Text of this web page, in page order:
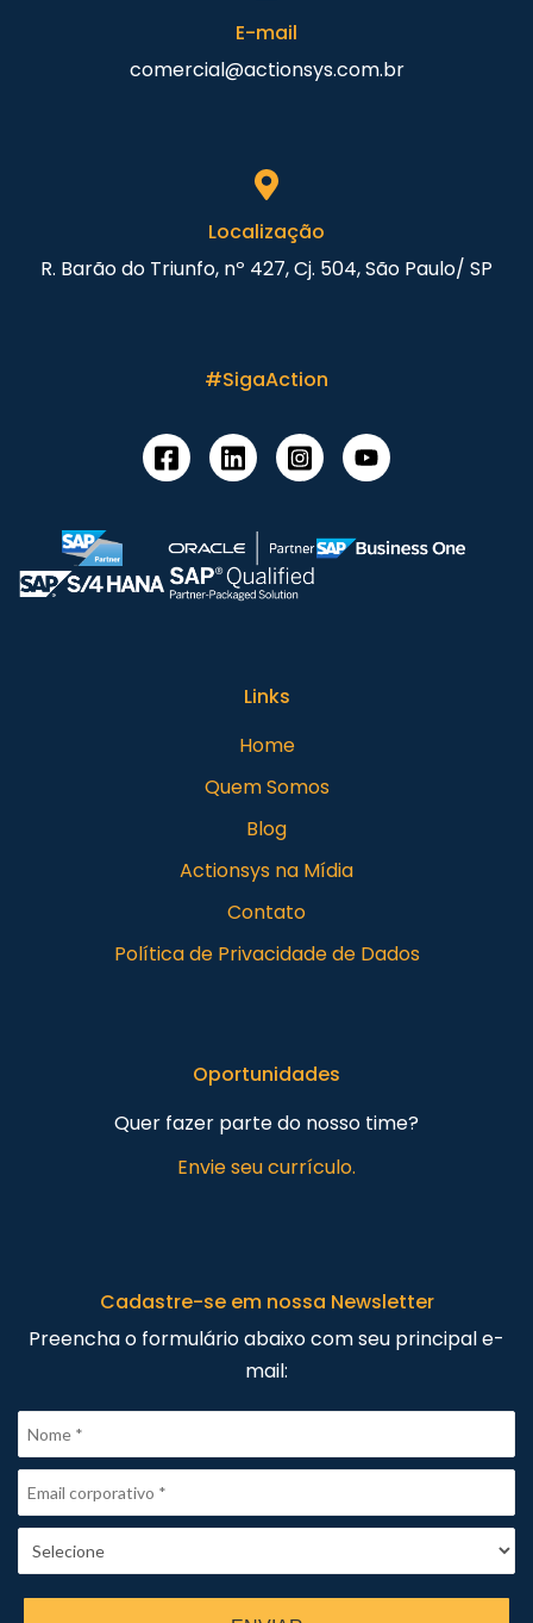
E-mail
comercial@actionsys.com.br
Localização
R. Barão do Triunfo, nº 427, Cj. 504, São Paulo/ SP
#SigaAction
Links
Home
Quem Somos
Blog
Actionsys na Mídia
Contato
Política de Privacidade de Dados
Oportunidades
Quer fazer parte do nosso time?
Envie seu currículo.
Cadastre-se em nossa Newsletter
Preencha o formulário abaixo com seu principal e-
mail: